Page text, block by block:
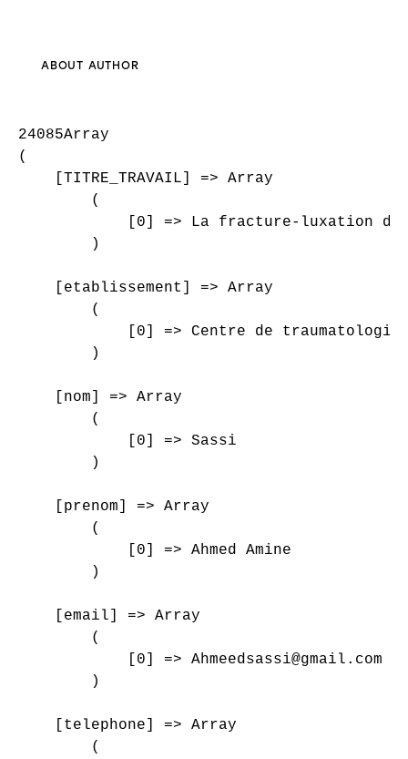
ABOUT AUTHOR
24085Array
(
    [TITRE_TRAVAIL] => Array
        (
[0] => La fracture-luxation
        )
    [etablissement] => Array
        (
[0] => Centre de
        )
    [nom] => Array
        (
            [0] => Sassi
        )
    [prenom] => Array
        (
            [0] => Ahmed Amine
        )
    [email] => Array
        (
            [0] => Ahmeedsassi@gmail.com
        )
    [telephone] => Array
        (